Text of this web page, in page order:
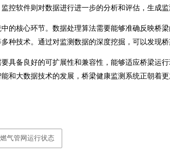
控软件则对数据进行进一步的分析和评估，生成监
的核心环节。数据处理算法需要能够准确反映
种技术。通过对监测数据的深度挖掘，可以发现
具备良好的可扩展性和兼容性，能够适应桥梁运
和大数据技术的发展，桥梁健康监测系统正朝着更
气管网运行状态